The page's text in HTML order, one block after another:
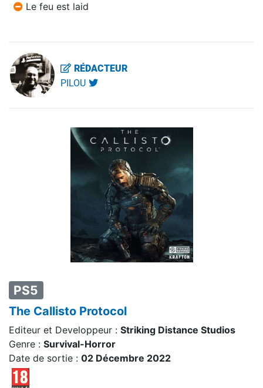
Le feu est laid
RÉDACTEUR
PILOU
PS5
The Callisto Protocol
Editeur et Developpeur : Striking Distance Studios
Genre : Survival-Horror
Date de sortie : 02 Décembre 2022